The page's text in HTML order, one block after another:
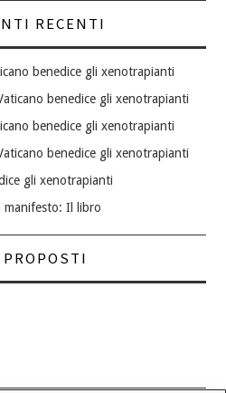
RECENTI
benedice gli xenotrapianti
benedice gli xenotrapianti
benedice gli xenotrapianti
benedice gli xenotrapianti
gli xenotrapianti
manifesto: Il libro